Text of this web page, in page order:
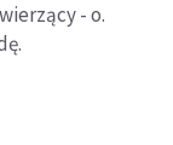
- o.